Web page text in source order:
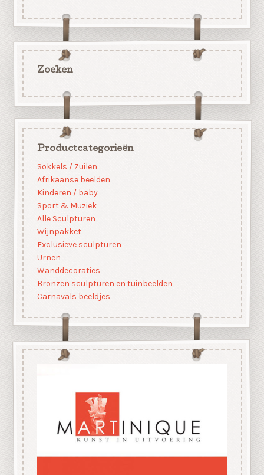
Zoeken
Productcategorieën
Sokkels / Zuilen
Afrikaanse beelden
Kinderen / baby
Sport & Muziek
Alle Sculpturen
Wijnpakket
Exclusieve sculpturen
Urnen
Wanddecoraties
Bronzen sculpturen en tuinbeelden
Carnavals beeldjes